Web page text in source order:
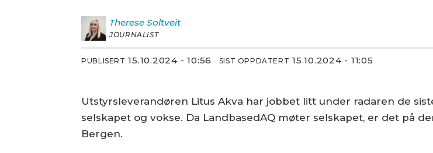
Therese Soltveit
JOURNALIST
PUBLISERT 15.10.2024 - 10:56 SIST OPPDATERT 15.10.2024 - 11:05
Utstyrsleverandøren Litus Akva har jobbet litt under radaren de
selskapet og vokse. Da LandbasedAQ møter selskapet, er det på
Bergen.